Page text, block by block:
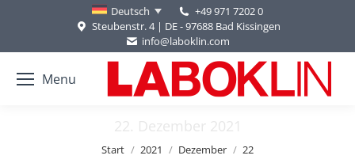
Deutsch
+49 971 7202 0
Steubenstr. 4 | DE - 97688 Bad Kissingen
info@laboklin.com
Menu
22. Dezember 2021
Sie befinden sich hier:
Start 2021 Dezember 22